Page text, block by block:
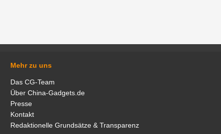
Mehr zu uns
Das CG-Team
Über China-Gadgets.de
Presse
Kontakt
Redaktionelle Grundsätze & Transparenz